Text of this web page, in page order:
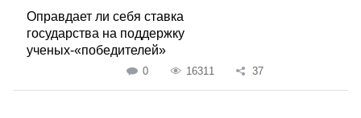
Оправдает ли себя ставка
государства на поддержку
ученых-«победителей»
0 16311 37